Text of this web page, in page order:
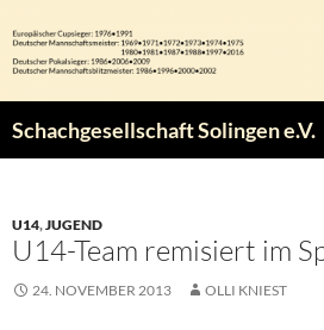
Inhalt
springen
Schachgesellschaft Solingen e.V.
U14,JUGEND
U14-Team remisiert im
24. NOVEMBER 2013 OLLI KNIEST